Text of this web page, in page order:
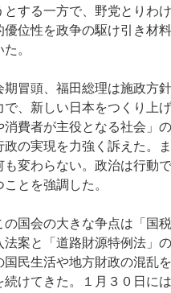
とする一方で、野党とりわ
優位性を政争の駆け引き材
。
期冒頭、福田総理は施政方
で、新しい日本をつくり上
消費者が主役となる社会」
政の実現を力強く訴えた。
も変わらない。政治は行動
ことを強調した。
の国会の大きな争点は「国
法案と「道路財源特例法」
国民生活や地方財政の混乱
続けてきた。１月３０日に